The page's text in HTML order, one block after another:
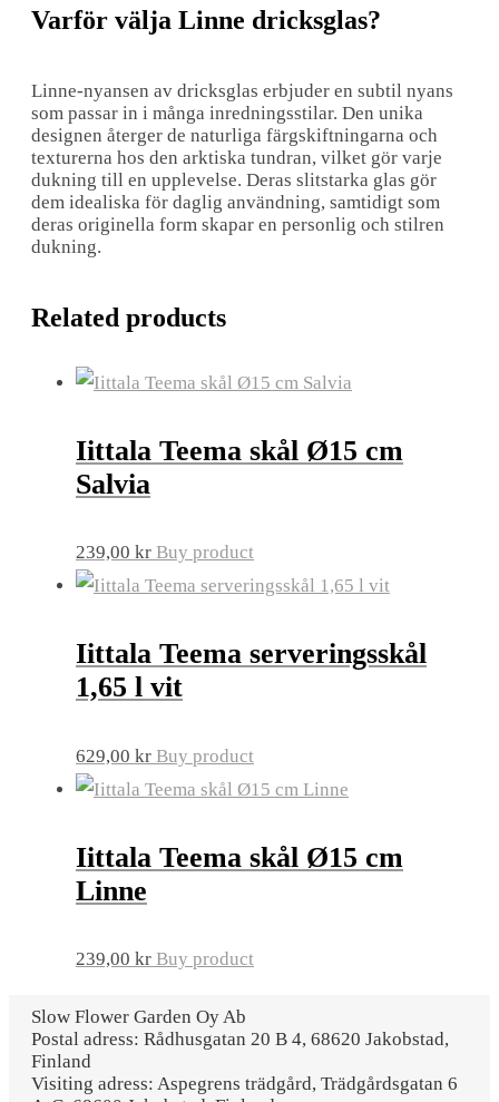
Varför välja Linne dricksglas?
Linne-nyansen av dricksglas erbjuder en subtil nyans
som passar in i många inredningsstilar. Den unika
designen återger de naturliga färgskiftningarna och
texturerna hos den arktiska tundran, vilket gör varje
dukning till en upplevelse. Deras slitstarka glas gör
dem idealiska för daglig användning, samtidigt som
deras originella form skapar en personlig och stilren
dukning.
Related products
Iittala Teema skål Ø15 cm
Salvia
239,00 kr Buy product
Iittala Teema serveringsskål
1,65 l vit
629,00 kr Buy product
Iittala Teema skål Ø15 cm
Linne
239,00 kr Buy product
Slow Flower Garden Oy Ab
Postal adress: Rådhusgatan 20 B 4, 68620 Jakobstad,
Finland
Visiting adress: Aspegrens trädgård, Trädgårdsgatan 6